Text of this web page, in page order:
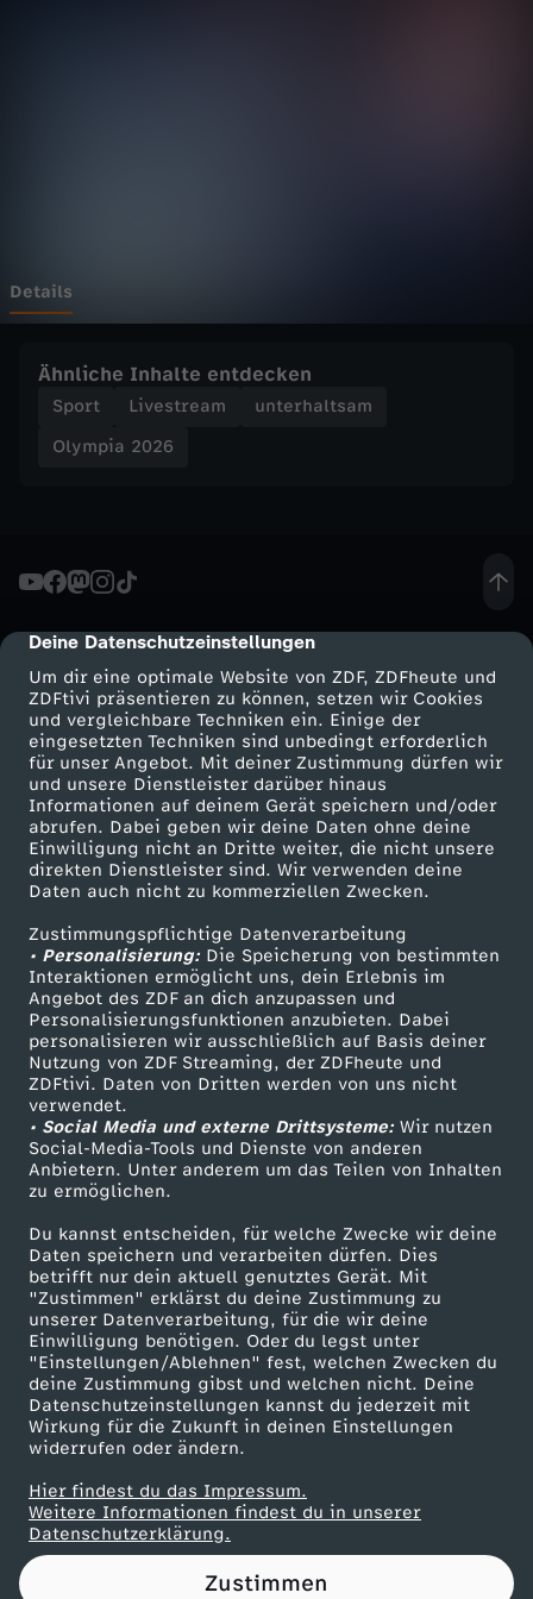
cmp-dialog-description
Deine Datenschutzeinstellungen
Um dir eine optimale Website von ZDF, ZDFheute und
ZDFtivi präsentieren zu können, setzen wir Cookies
und vergleichbare Techniken ein. Einige der
eingesetzten Techniken sind unbedingt erforderlich
für unser Angebot. Mit deiner Zustimmung dürfen wir
und unsere Dienstleister darüber hinaus
Informationen auf deinem Gerät speichern und/oder
abrufen. Dabei geben wir deine Daten ohne deine
Einwilligung nicht an Dritte weiter, die nicht unsere
direkten Dienstleister sind. Wir verwenden deine
Daten auch nicht zu kommerziellen Zwecken.
Zustimmungspflichtige Datenverarbeitung
• Personalisierung:Die Speicherung von bestimmten
Interaktionen ermöglicht uns, dein Erlebnis im
Angebot des ZDF an dich anzupassen und
Personalisierungsfunktionen anzubieten. Dabei
personalisieren wir ausschließlich auf Basis deiner
Nutzung von ZDF Streaming, der ZDFheute und
ZDFtivi. Daten von Dritten werden von uns nicht
verwendet.
• Social Media und externe Drittsysteme:Wir nutzen
Social-Media-Tools und Dienste von anderen
Anbietern. Unter anderem um das Teilen von Inhalten
zu ermöglichen.
Du kannst entscheiden, für welche Zwecke wir deine
Daten speichern und verarbeiten dürfen. Dies
betrifft nur dein aktuell genutztes Gerät. Mit
"Zustimmen" erklärst du deine Zustimmung zu
unserer Datenverarbeitung, für die wir deine
Einwilligung benötigen. Oder du legst unter
"Einstellungen/Ablehnen" fest, welchen Zwecken du
deine Zustimmung gibst und welchen nicht. Deine
Datenschutzeinstellungen kannst du jederzeit mit
Wirkung für die Zukunft in deinen Einstellungen
widerrufen oder ändern.
Hier findest du das Impressum.
Weitere Informationen findest du in unserer
Datenschutzerklärung.
Zustimmen
E
s
h
c
k
e
y
:
M
ä
n
n
e
r
,
G
r
u
p
p
e
Details
Ähnliche Inhalte entdecken
Sport Livestream
unterhaltsam
Olympia 2026
Mehr ZDF
ZDF-Apps
Smart TV
ZDFtext
Livestreams
Sendungen A-Z
TV-Programm
Service
ZDFmitreden
Kontakt zum ZDF
Tickets
Zuschauerservice
Hilfe
ZDF Unternehmen
Karriere
ZDF goes Schule
Werbefernsehen
Mainzelmännchen
Partner